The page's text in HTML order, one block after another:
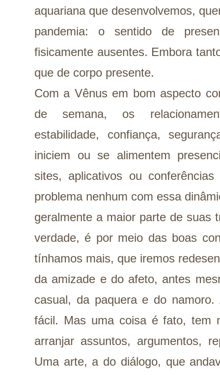
aquariana que desenvolvemos,
pandemia: o sentido de
fisicamente ausentes. Embora
que de corpo presente.
Com a Vênus em bom aspecto
de semana, os
estabilidade, confiança,
iniciem ou se alimentem
sites, aplicativos ou
problema nenhum com essa
geralmente a maior parte de suas
verdade, é por meio das boas
tínhamos mais, que iremos
da amizade e do afeto, antes
casual, da paquera e do
fácil. Mas uma coisa é fato, tem
arranjar assuntos, argumentos,
Uma arte, a do diálogo, que